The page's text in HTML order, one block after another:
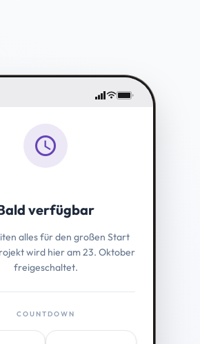
schedule
verfügbar
alles für den großen Start
wird hier am 23. Oktober
freigeschaltet.
COUNTDOWN